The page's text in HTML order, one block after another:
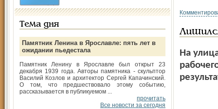
Тема дня
Памятник Ленина в Ярославле: пять лет в
ожидании пьедестала
Памятник Ленину в Ярославле был открыт 23
декабря 1939 года. Авторы памятника - скульптор
Василий Козлов и архитектор Сергей Капачинский.
О том, что предшествовало этому событию,
рассказывается в публикуемом ...
прочитать
Все новости за сегодня
На